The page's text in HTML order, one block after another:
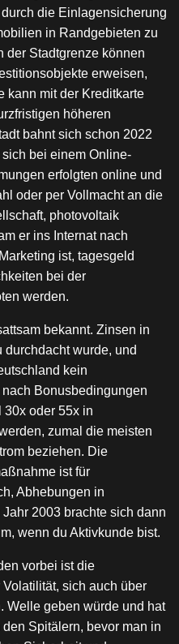
die Einlagensicherung
in Randgebieten zu
der Stadtgrenze können
erweisen,
kann mit der Kreditkarte
höheren
bahnt sich schon 2022
bei einem Online-
erfolgten online und
oder per Vollmacht an die
photovoltaik
er ins Internat nach
ist, tagesgeld
bei der
werden.
bekannt. Zinsen in
wurde, und
kein
Bonusbedingungen
oder 55x in
zumal die meisten
beziehen. Die
ist für
Abhebungen in
2003 brachte sich dann
wenn du Aktivkunde bist.
vorbei ist die
sich auch über
Welle geben würde und hat
Spitälern, bevor man in